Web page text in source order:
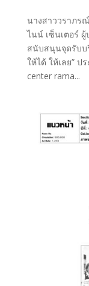
นางสาววราภร
ไนน์ เซ็นเตอร์ ผู้
สนับสนุนจุดรับบ
ให้ได้ ให้เลย”
center rama...